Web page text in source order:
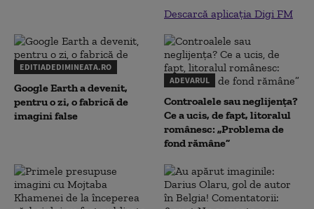
Descarcă aplicația Digi FM
EDITIADEDIMINEATA.RO
Google Earth a devenit,
pentru o zi, o fabrică de
imagini false
ADEVARUL
Controalele sau neglijența?
Ce a ucis, de fapt, litoralul
românesc: „Problema de
fond rămâne”